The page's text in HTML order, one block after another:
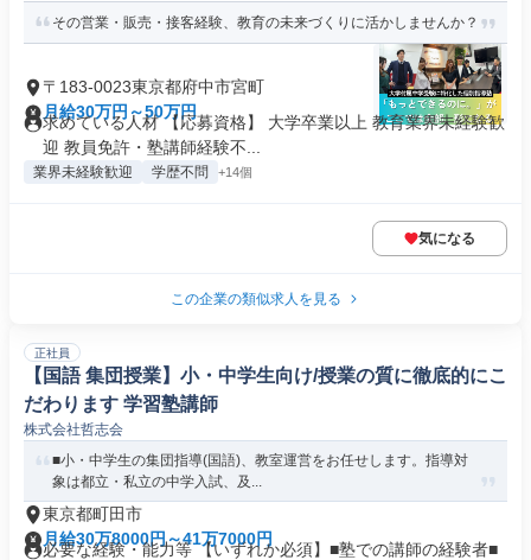
その営業・販売・接客経験、教育の未来づくりに活かしませんか？
〒183-0023東京都府中市宮町
月給30万円～50万円
求めている人材 【応募資格】 大学卒業以上 教育業界未経験歓
迎 教員免許・塾講師経験不...
業界未経験歓迎 学歴不問 +14個
気になる
この企業の類似求人を見る
正社員
【国語 集団授業】小・中学生向け/授業の質に徹底的にこ
だわります 学習塾講師
株式会社哲志会
■小・中学生の集団指導(国語)、教室運営をお任せします。指導対
象は都立・私立の中学入試、及...
東京都町田市
月給30万8000円～41万7000円
必要な経験・能力等 【いずれか必須】■塾での講師の経験者■